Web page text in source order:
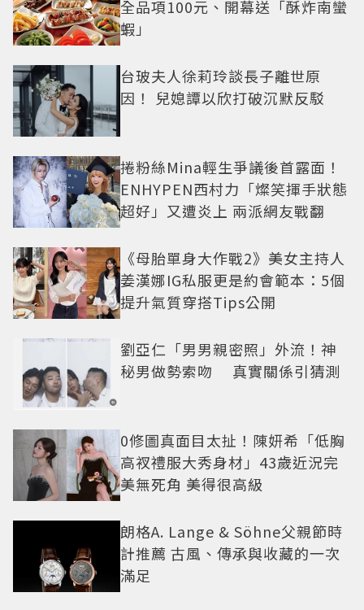
全品項100元、開幕送「酥炸南蠻
蝦」
台玻夫人徐莉玲談長子離世原
因！ 兒媳譚以欣打破沉默反駁
捲粉絲Mina輕生爭議後首露面！
ENHYPEN西村力「燦笑揮手狀態
超好」又遭炎上 兩派網友戰翻
《母胎單身大作戰2》美女主持人
姜漢娜IG私服更是約會範本：5個
提升氣質穿搭Tips公開
劉亞仁「男男親密照」外流！神
秘男做勢索吻 真實關係引猜測
0修圖真面目太扯！陳妍希「低胸
高衩禮服大秀身材」43歲近況完
美無死角 美得很高級
朗格A. Lange & Söhne父親節時
計推薦 古風、傳承與收藏的一次
滿足